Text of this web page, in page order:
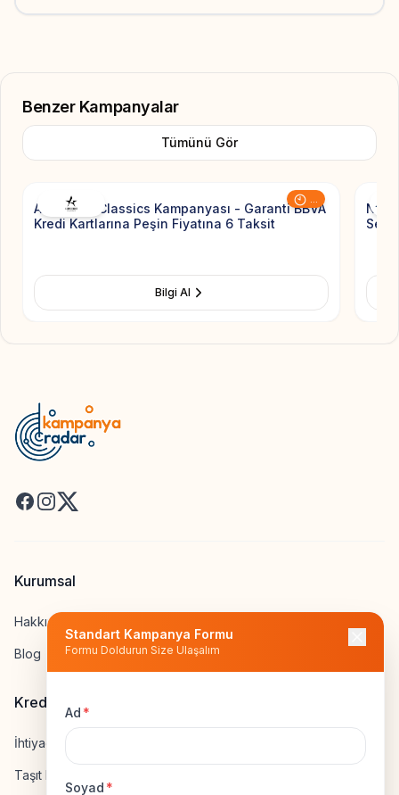
Benzer Kampanyalar
Tümünü Gör
...
Add to
Altınyıldız Classics Kampanyası - Garanti BBVA
Kredi Kartlarına Peşin Fiyatına 6 Taksit
Bilgi Al
Standart Kampanya Formu
Formu Doldurun Size Ulaşalım
Ad *
Soyad *
Facebook
Instagram
X
Kurumsal
Hakkımızda
Blog
Kredi Hesapla
İhtiyaç Kredisi Hesapla
Taşıt Kredisi Hesapla